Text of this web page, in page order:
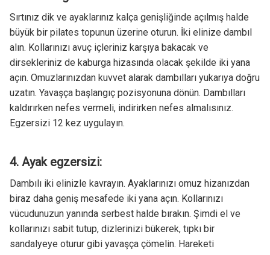
Sırtınız dik ve ayaklarınız kalça genişliğinde açılmış halde
büyük bir pilates topunun üzerine oturun. İki elinize dambıl
alın. Kollarınızı avuç içleriniz karşıya bakacak ve
dirsekleriniz de kaburga hizasında olacak şekilde iki yana
açın. Omuzlarınızdan kuvvet alarak dambılları yukarıya doğru
uzatın. Yavaşça başlangıç pozisyonuna dönün. Dambılları
kaldırırken nefes vermeli, indirirken nefes almalısınız.
Egzersizi 12 kez uygulayın.
4. Ayak egzersizi:
Dambılı iki elinizle kavrayın. Ayaklarınızı omuz hizanızdan
biraz daha geniş mesafede iki yana açın. Kollarınızı
vücudunuzun yanında serbest halde bırakın. Şimdi el ve
kollarınızı sabit tutup, dizlerinizi bükerek, tıpkı bir
sandalyeye oturur gibi yavaşça çömelin. Hareketi